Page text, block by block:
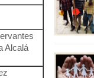
Alcalá